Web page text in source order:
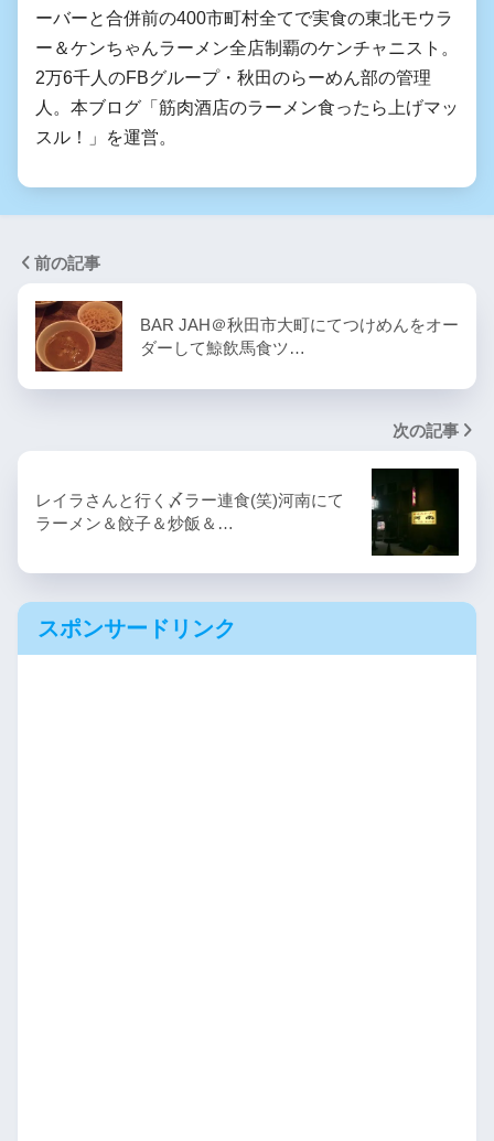
ーバーと合併前の400市町村全てで実食の東北モウラ
ー＆ケンちゃんラーメン全店制覇のケンチャニスト。
2万6千人のFBグループ・秋田のらーめん部の管理
人。本ブログ「筋肉酒店のラーメン食ったら上げマッ
スル！」を運営。
前の記事
BAR JAH＠秋田市大町にてつけめんをオー
ダーして鯨飲馬食ツ…
次の記事
レイラさんと行く〆ラー連食(笑)河南にて
ラーメン＆餃子＆炒飯＆…
スポンサードリンク